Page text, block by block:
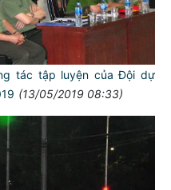
tác tập luyện của Đội dự
(13/05/2019 08:33)